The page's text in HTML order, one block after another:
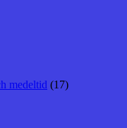
medeltid (17)